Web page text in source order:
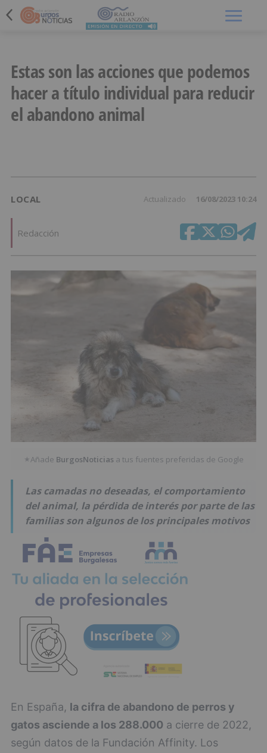
Estas son las acciones que podemos
hacer a título individual para reducir
el abandono animal
LOCAL Actualizado 16/08/2023 10:24
Redacción
★Añade BurgosNoticias a tus fuentes preferidas de Google
Las camadas no deseadas, el comportamiento
del animal, la pérdida de interés por parte de las
familias son algunos de los principales motivos
En España, la cifra de abandono de perros y
gatos asciende a los 288.000 a cierre de 2022,
según datos de la Fundación Affinity. Los